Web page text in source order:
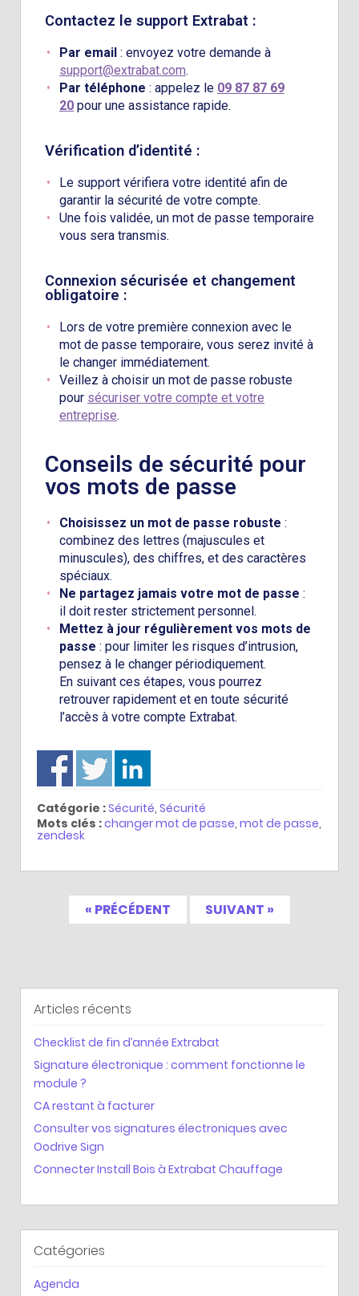
Contactez le support Extrabat :
Par email : envoyez votre demande à
support@extrabat.com.
Par téléphone : appelez le 09 87 87 69
20 pour une assistance rapide.
Vérification d’identité :
Le support vérifiera votre identité afin de
garantir la sécurité de votre compte.
Une fois validée, un mot de passe temporaire
vous sera transmis.
Connexion sécurisée et changement
obligatoire :
Lors de votre première connexion avec le
mot de passe temporaire, vous serez invité à
le changer immédiatement.
Veillez à choisir un mot de passe robuste
pour sécuriser votre compte et votre
entreprise.
Conseils de sécurité pour
vos mots de passe
Choisissez un mot de passe robuste :
combinez des lettres (majuscules et
minuscules), des chiffres, et des caractères
spéciaux.
Ne partagez jamais votre mot de passe :
il doit rester strictement personnel.
Mettez à jour régulièrement vos mots de
passe : pour limiter les risques d’intrusion,
pensez à le changer périodiquement.
En suivant ces étapes, vous pourrez
retrouver rapidement et en toute sécurité
l’accès à votre compte Extrabat.
Catégorie :Sécurité, Sécurité
Mots clés :changer mot de passe, mot de passe,
zendesk
« PRÉCÉDENT SUIVANT »
Articles récents
Checklist de fin d’année Extrabat
Signature électronique : comment fonctionne le
module ?
CA restant à facturer
Consulter vos signatures électroniques avec
Oodrive Sign
Connecter Install Bois à Extrabat Chauffage
Catégories
Agenda